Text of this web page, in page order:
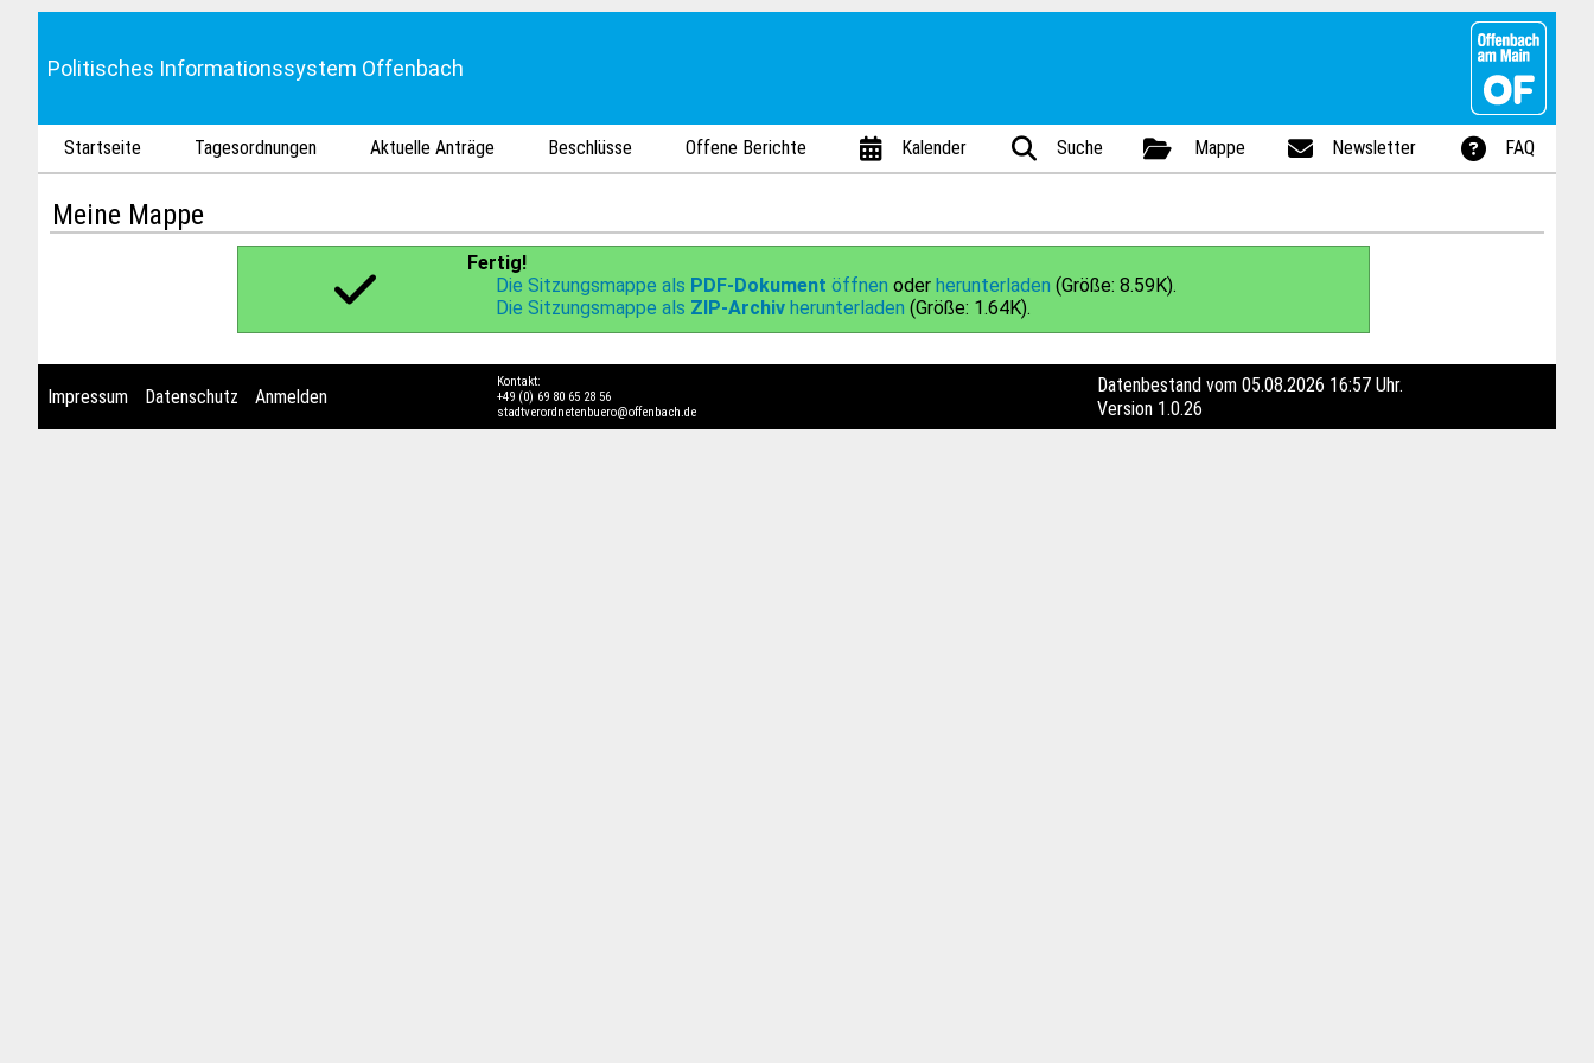
Politisches Informationssystem Offenbach
Startseite Tagesordnungen Aktuelle Anträge Beschlüsse Offene Berichte Kalender Suche Mappe Newsletter FAQ
Meine Mappe
Fertig!
Die Sitzungsmappe als PDF-Dokument öffnen oder herunterladen (Größe: 8.59K).
Die Sitzungsmappe als ZIP-Archivherunterladen (Größe: 1.64K).
Impressum Datenschutz Anmelden
Kontakt:
+49 (0) 69 80 65 28 56
stadtverordnetenbuero@offenbach.de
Datenbestand vom 05.08.2026 16:57 Uhr.
Version 1.0.26